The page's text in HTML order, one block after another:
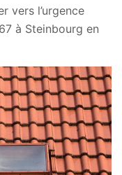
vers l’urgence
à Steinbourg en